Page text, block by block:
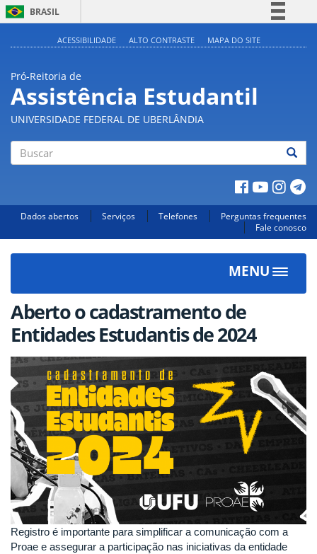
BRASIL
Acesso à informação
Legislação
Canais
ACESSIBILIDADE ALTO CONTRASTE MAPA DO SITE
Pró-Reitoria de
Assistência Estudantil
UNIVERSIDADE FEDERAL DE UBERLÂNDIA
Dados abertos Serviços Telefones
Perguntas frequentes
Fale conosco
MENU
Toggle
Aberto o cadastramento de
Entidades Estudantis de 2024
Registro é importante para simplificar a comunicação com a
Proae e assegurar a participação nas iniciativas da entidade